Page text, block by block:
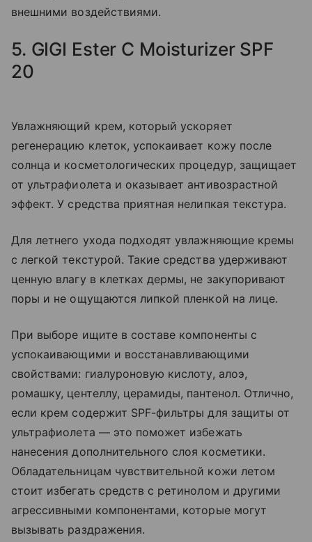
внешними воздействиями.
5. GIGI Ester C Moisturizer SPF
20
Увлажняющий крем, который ускоряет
регенерацию клеток, успокаивает кожу после
солнца и косметологических процедур, защищает
от ультрафиолета и оказывает антивозрастной
эффект. У средства приятная нелипкая текстура.
Для летнего ухода подходят увлажняющие кремы
с легкой текстурой. Такие средства удерживают
ценную влагу в клетках дермы, не закупоривают
поры и не ощущаются липкой пленкой на лице.
При выборе ищите в составе компоненты с
успокаивающими и восстанавливающими
свойствами: гиалуроновую кислоту, алоэ,
ромашку, центеллу, церамиды, пантенол. Отлично,
если крем содержит SPF-фильтры для защиты от
ультрафиолета — это поможет избежать
нанесения дополнительного слоя косметики.
Обладательницам чувствительной кожи летом
стоит избегать средств с ретинолом и другими
агрессивными компонентами, которые могут
вызывать раздражения.